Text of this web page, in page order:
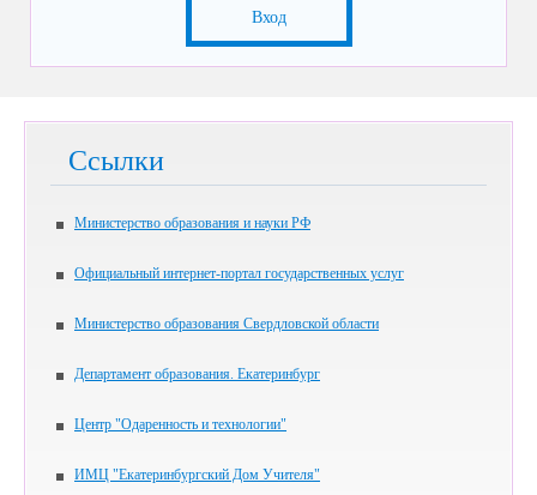
Вход
Ссылки
Министерство образования и науки РФ
Официальный интернет-портал государственных услуг
Министерство образования Свердловской области
Департамент образования. Екатеринбург
Центр "Одаренность и технологии"
ИМЦ "Екатеринбургский Дом Учителя"